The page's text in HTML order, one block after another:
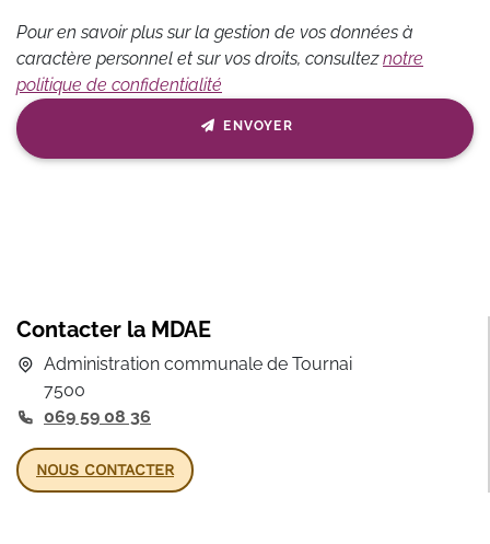
Pour en savoir plus sur la gestion de vos données à
caractère personnel et sur vos droits, consulteznotre
politique de confidentialité
ENVOYER
Contacter la MDAE
Administration communale de Tournai
7500
069 59 08 36
NOUS CONTACTER